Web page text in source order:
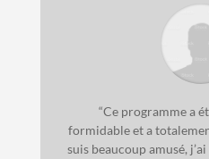
“Ce programme a
formidable et a
suis beaucoup amusé,